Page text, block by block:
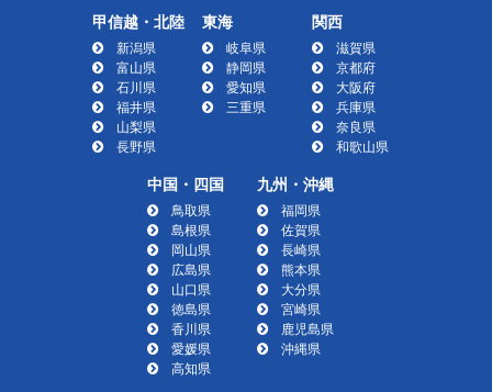
甲信越・北陸
新潟県
富山県
石川県
福井県
山梨県
長野県
東海
岐阜県
静岡県
愛知県
三重県
関西
滋賀県
京都府
大阪府
兵庫県
奈良県
和歌山県
中国・四国
鳥取県
島根県
岡山県
広島県
山口県
徳島県
香川県
愛媛県
高知県
九州・沖縄
福岡県
佐賀県
長崎県
熊本県
大分県
宮崎県
鹿児島県
沖縄県